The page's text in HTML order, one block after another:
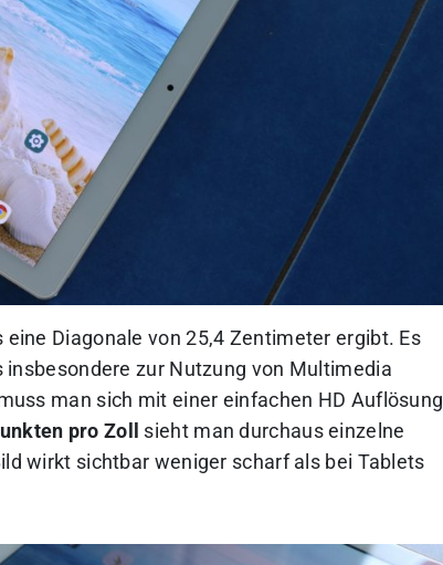
eine Diagonale von 25,4 Zentimeter ergibt. Es
zur Nutzung von Multimedia
man sich mit einer einfachen HD Auflösung
pro Zoll
sieht man durchaus einzelne
wirkt sichtbar weniger scharf als bei Tablets